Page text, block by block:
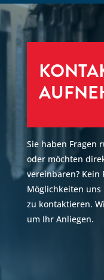
Sie haben Fragen
oder möchten
vereinbaren?
Möglichkeiten uns
zu kontaktieren.
um Ihr Anliegen.